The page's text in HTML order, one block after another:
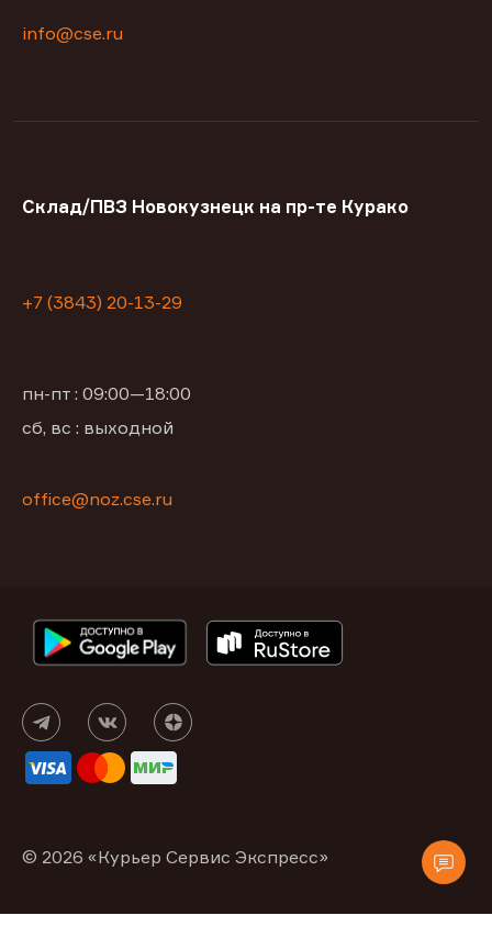
info@cse.ru
Склад/ПВЗ Новокузнецк на пр-те Курако
+7 (3843) 20-13-29
пн-пт : 09:00—18:00
сб, вс : выходной
office@noz.cse.ru
© 2026 «Курьер Сервис Экспресс»